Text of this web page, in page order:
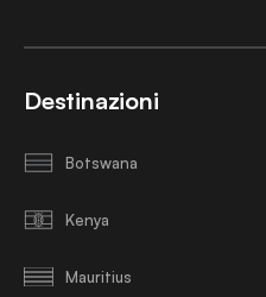
Destinazioni
Botswana
Kenya
Mauritius